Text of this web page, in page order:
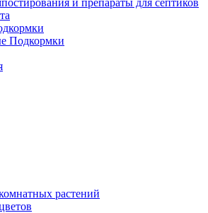
и препараты для септиков
Подкормки
растений